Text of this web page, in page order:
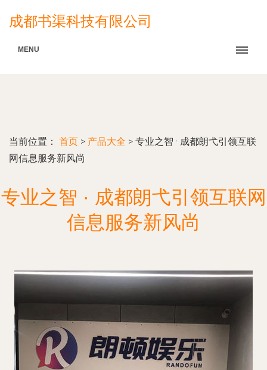
成都书渠科技有限公司
MENU
当前位置： 首页 > 产品大全 > 专业之智 · 成都朗弋引领互联
网信息服务新风尚
专业之智 · 成都朗弋引领互联网
信息服务新风尚